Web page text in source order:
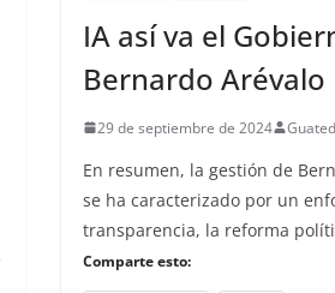
IA así va el
Bernardo Arévalo
29 de septiembre de 2024
En resumen, la gestión de
se ha caracterizado por un
transparencia, la reforma
Comparte esto: